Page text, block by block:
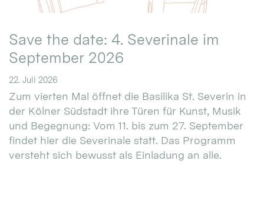
Save the date: 4. Severinale im
September 2026
22. Juli 2026
Zum vierten Mal öffnet die Basilika St. Severin in
der Kölner Südstadt ihre Türen für Kunst, Musik
und Begegnung: Vom 11. bis zum 27. September
findet hier die Severinale statt. Das Programm
versteht sich bewusst als Einladung an alle.